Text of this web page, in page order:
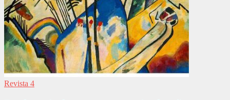
Revista 4